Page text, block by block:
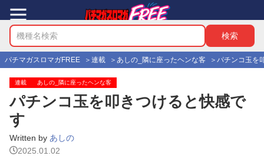
パチマガスロマガFREE 連載 あしの_隣に座ったヘンな客 パチンコ玉を
連載 あしの_隣に座ったヘンな客
パチンコ玉を叩きつけると快感で
す
Written by あしの
2025.01.02